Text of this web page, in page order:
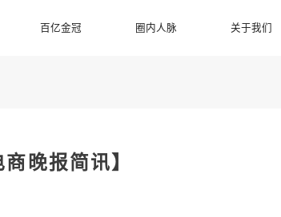
百亿金冠 圈内人脉 关于我们
晚报简讯】